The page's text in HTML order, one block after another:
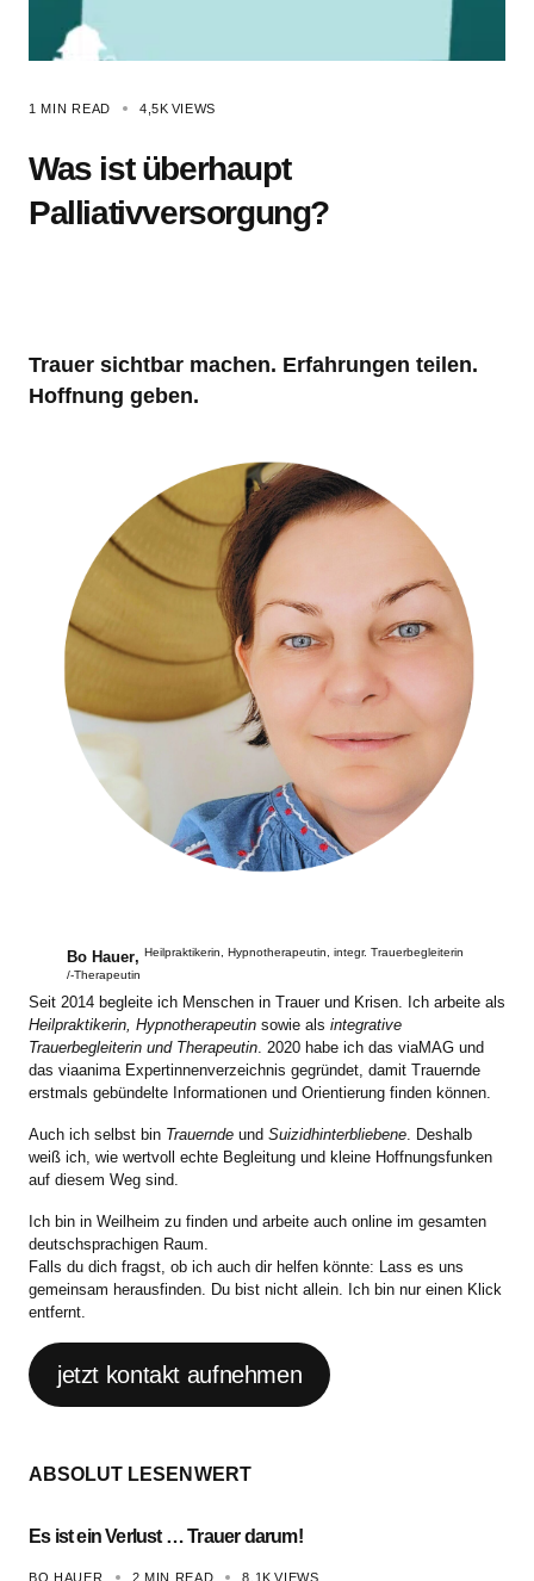
1 MIN READ 4,5K VIEWS
Was ist überhaupt
Palliativversorgung?
Trauer sichtbar machen. Erfahrungen teilen.
Hoffnung geben.
Bo Hauer, Heilpraktikerin, Hypnotherapeutin, integr. Trauerbegleiterin
/-Therapeutin
Seit 2014 begleite ich Menschen in Trauer und Krisen. Ich arbeite als
Heilpraktikerin, Hypnotherapeutin sowie als integrative
Trauerbegleiterin und Therapeutin. 2020 habe ich das viaMAG und
das viaanima Expertinnenverzeichnis gegründet, damit Trauernde
erstmals gebündelte Informationen und Orientierung finden können.
Auch ich selbst bin Trauernde und Suizidhinterbliebene. Deshalb
weiß ich, wie wertvoll echte Begleitung und kleine Hoffnungsfunken
auf diesem Weg sind.
Ich bin in Weilheim zu finden und arbeite auch online im gesamten
deutschsprachigen Raum.
Falls du dich fragst, ob ich auch dir helfen könnte: Lass es uns
gemeinsam herausfinden. Du bist nicht allein. Ich bin nur einen Klick
entfernt.
jetzt kontakt aufnehmen
ABSOLUT LESENWERT
Es ist ein Verlust … Trauer darum!
BO HAUER 2 MIN READ 8,1K VIEWS